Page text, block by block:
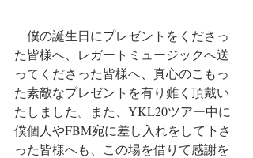
僕の誕生日にプレゼントをくださっ
た皆様へ、レガートミュージックへ送
ってくださった皆様へ、真心のこもっ
た素敵なプレゼントを有り難く頂戴い
たしました。また、YKL20ツアー中に
僕個人やFBM宛に差し入れをして下さ
った皆様へも、この場を借りて感謝を